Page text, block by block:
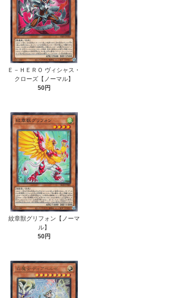
Ｅ－ＨＥＲＯ ヴィシャス・
クローズ【ノーマル】
50円
紋章獣グリフォン【ノーマ
ル】
50円